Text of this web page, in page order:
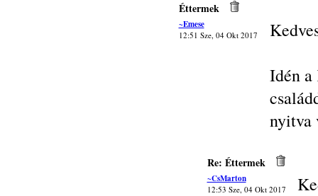
Éttermek
~Emese
12:51 Sze, 04 Okt 2017
Idén a
nyitva
Re: Éttermek
~CsMarton
12:53 Sze, 04 Okt 2017